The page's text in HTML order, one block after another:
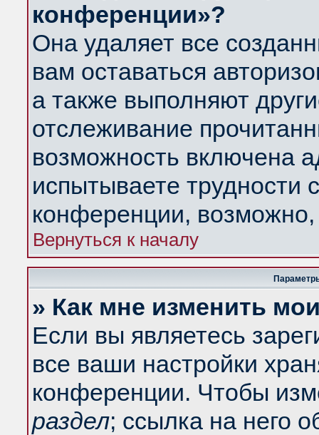
конференции»?
Она удаляет все
вам оставаться
а также выполняют
отслеживание
возможность включена
испытываете трудности
конференции,
Вернуться к началу
» Как мне изменить
Если вы являетесь
все ваши настройки
конференции. Чтобы
раздел; ссылка на него